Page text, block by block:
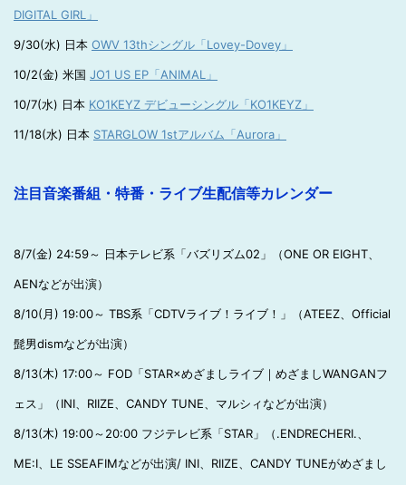
DIGITAL GIRL」
9/30(水) 日本 OWV 13thシングル「Lovey-Dovey」
10/2(金) 米国 JO1 US EP「ANIMAL」
10/7(水) 日本 KO1KEYZ デビューシングル「KO1KEYZ」
11/18(水) 日本 STARGLOW 1stアルバム「Aurora」
注目音楽番組・特番・ライブ生配信等カレンダー
8/7(金) 24:59～ 日本テレビ系「バズリズム02」（ONE OR EIGHT、
AENなどが出演）
8/10(月) 19:00～ TBS系「CDTVライブ！ライブ！」（ATEEZ、Official
髭男dismなどが出演）
8/13(木) 17:00～ FOD「STAR×めざましライブ｜めざましWANGANフ
ェス」（INI、RIIZE、CANDY TUNE、マルシィなどが出演）
8/13(木) 19:00～20:00 フジテレビ系「STAR」（.ENDRECHERI.、
ME:I、LE SSEAFIMなどが出演/ INI、RIIZE、CANDY TUNEがめざまし